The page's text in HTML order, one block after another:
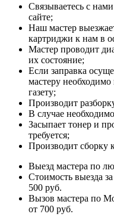
Связываетесь с нами
сайте;
Наш мастер
картриджи к нам в
Мастер проводит
их состояние;
Если заправка
мастеру
газету;
Производит
В случае
Засыпает тонер и
требуется;
Производит сборку
Выезд мастера по
Стоимость выезда
500 руб.
Вызов мастера по
от 700 руб.